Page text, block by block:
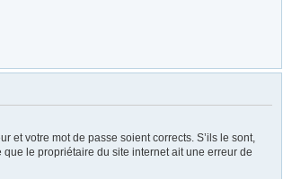
et votre mot de passe soient corrects. S’ils le sont,
le propriétaire du site internet ait une erreur de